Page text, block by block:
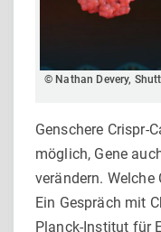
© Nathan Devery,
Genschere Crispr-
möglich, Gene
verändern.
Ein Gespräch mit
Planck-Institut für